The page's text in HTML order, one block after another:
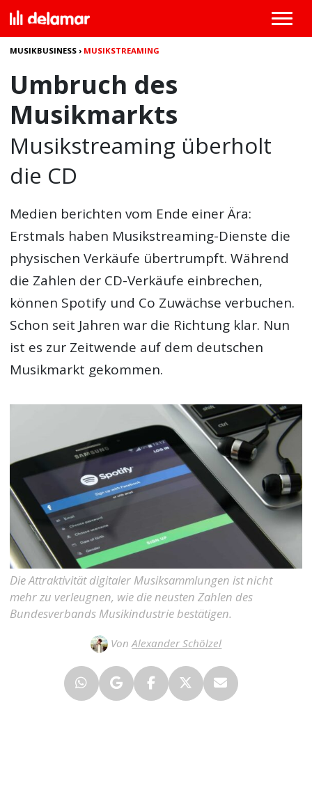
MUSIKBUSINESS › MUSIKSTREAMING
Umbruch des
Musikmarkts
Musikstreaming überholt
die CD
Medien berichten vom Ende einer Ära:
Erstmals haben Musikstreaming-Dienste die
physischen Verkäufe übertrumpft. Während
die Zahlen der CD-Verkäufe einbrechen,
können Spotify und Co Zuwächse verbuchen.
Schon seit Jahren war die Richtung klar. Nun
ist es zur Zeitwende auf dem deutschen
Musikmarkt gekommen.
Die Attraktivität digitaler Musiksammlungen ist nicht
mehr zu verleugnen, wie die neusten Zahlen des
Bundesverbands Musikindustrie bestätigen.
VonAlexander Schölzel